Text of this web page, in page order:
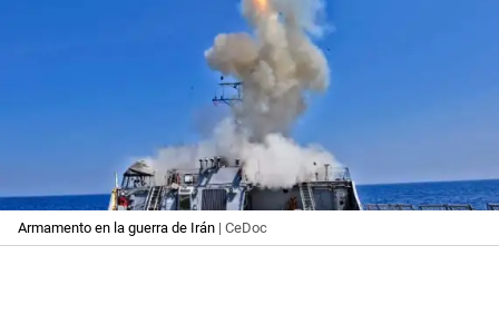
Armamento en la guerra de Irán | CeDoc